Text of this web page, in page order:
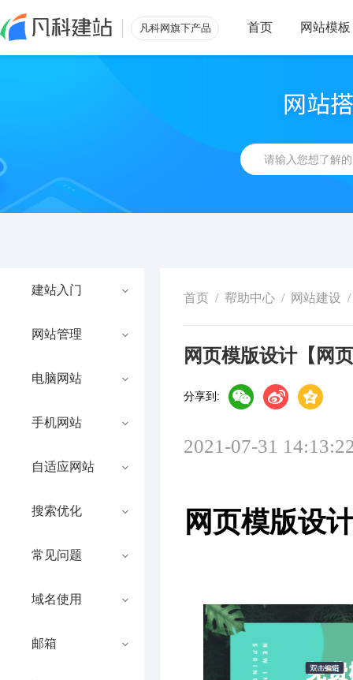
凡科网旗下产品 首页 网站模板
建站入门
网站管理
电脑网站
手机网站
自适应网站
搜索优化
常见问题
域名使用
邮箱
首页 / 帮助中心 / 网站建设 /
网页模版设计【网
分享到:
2021-07-31
网页模版设